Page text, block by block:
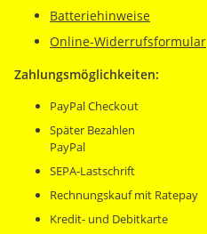
Batteriehinweise
Online-Widerrufsformular
Zahlungsmöglichkeiten:
PayPal Checkout
Später Bezahlen
PayPal
SEPA-Lastschrift
Rechnungskauf mit Ratepay
Kredit- und Debitkarte